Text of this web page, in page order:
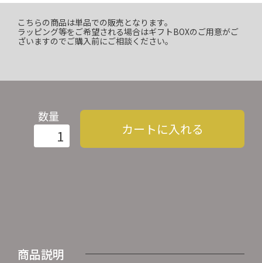
こちらの商品は単品での販売となります。
ラッピング等をご希望される場合はギフトBOXのご用意がご
ざいますのでご購入前にご相談ください。
数量
カートに入れる
商品説明